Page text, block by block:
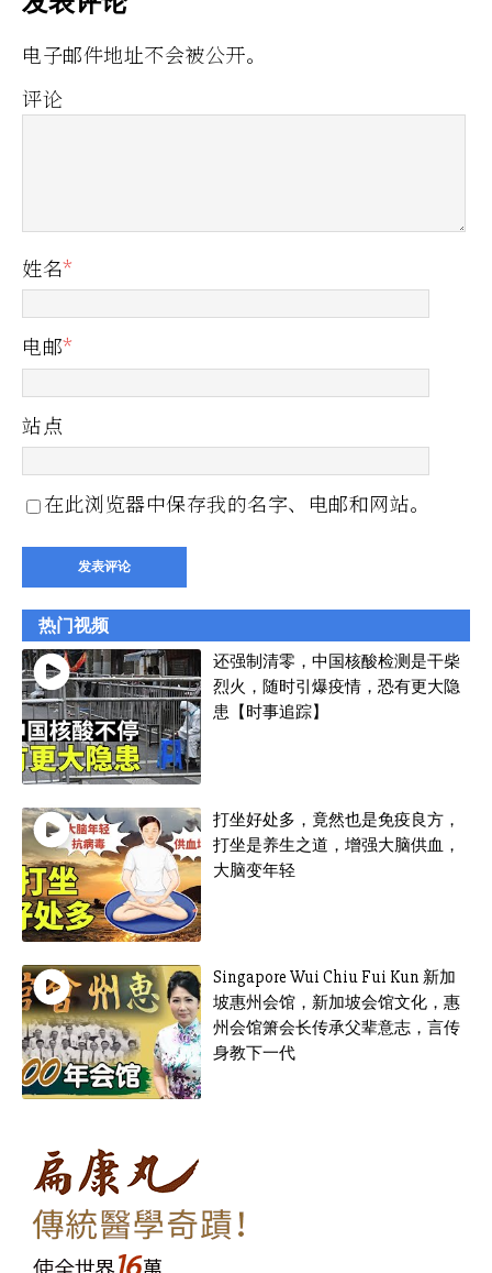
电子邮件地址不会被公开。
评论
姓名*
电邮*
站点
在此浏览器中保存我的名字、电邮和网站。
热门视频
还强制清零，中国核酸检测是干柴
烈火，随时引爆疫情，恐有更大隐
患【时事追踪】
打坐好处多，竟然也是免疫良方，
打坐是养生之道，增强大脑供血，
大脑变年轻
Singapore Wui Chiu Fui Kun 新加
坡惠州会馆，新加坡会馆文化，惠
州会馆箫会长传承父辈意志，言传
身教下一代